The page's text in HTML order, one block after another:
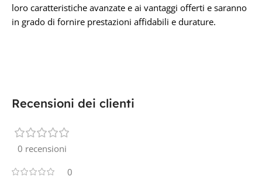
loro caratteristiche avanzate e ai vantaggi offerti e saranno
in grado di fornire prestazioni affidabili e durature.
Recensioni dei clienti
0 recensioni
0